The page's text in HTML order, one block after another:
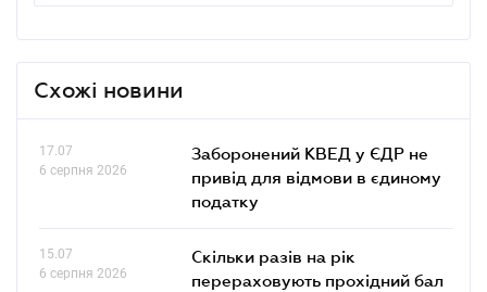
Схожі новини
17.07
6 серпня 2026
Заборонений КВЕД у ЄДР не
привід для відмови в єдиному
податку
15.07
6 серпня 2026
Скільки разів на рік
перераховують прохідний бал